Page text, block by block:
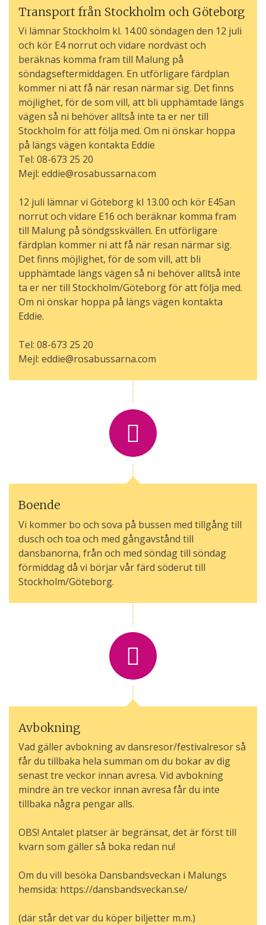
Transport från Stockholm och Göteborg
Vi lämnar Stockholm kl. 14.00 söndagen den 12 juli
och kör E4 norrut och vidare nordväst och
beräknas komma fram till Malung på
söndagseftermiddagen. En utförligare färdplan
kommer ni att få när resan närmar sig. Det finns
möjlighet, för de som vill, att bli upphämtade längs
vägen så ni behöver alltså inte ta er ner till
Stockholm för att följa med. Om ni önskar hoppa
på längs vägen kontakta Eddie
Tel: 08-673 25 20
Mejl: eddie@rosabussarna.com
12 juli lämnar vi Göteborg kl 13.00 och kör E45an
norrut och vidare E16 och beräknar komma fram
till Malung på söndgsskvällen. En utförligare
färdplan kommer ni att få när resan närmar sig.
Det finns möjlighet, för de som vill, att bli
upphämtade längs vägen så ni behöver alltså inte
ta er ner till Stockholm/Göteborg för att följa med.
Om ni önskar hoppa på längs vägen kontakta
Eddie.
Tel: 08-673 25 20
Mejl: eddie@rosabussarna.com
Boende
Vi kommer bo och sova på bussen med tillgång till
dusch och toa och med gångavstånd till
dansbanorna, från och med söndag till söndag
förmiddag då vi börjar vår färd söderut till
Stockholm/Göteborg.
Avbokning
Vad gäller avbokning av dansresor/festivalresor så
får du tillbaka hela summan om du bokar av dig
senast tre veckor innan avresa. Vid avbokning
mindre än tre veckor innan avresa får du inte
tillbaka några pengar alls.
OBS! Antalet platser är begränsat, det är först till
kvarn som gäller så boka redan nu!
Om du vill besöka Dansbandsveckan i Malungs
hemsida: https://dansbandsveckan.se/
(där står det var du köper biljetter m.m.)